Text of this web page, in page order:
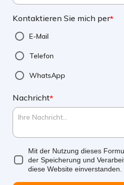
Kontaktieren Sie mich per*
E-Mail
Telefon
WhatsApp
Nachricht*
Mit der Nutzung dieses
der Speicherung und
diese Website einverstanden.